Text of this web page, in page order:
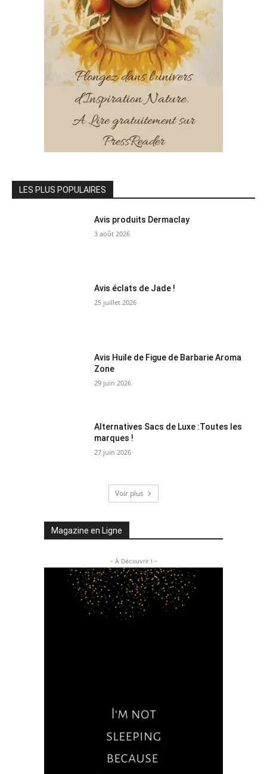
LES PLUS POPULAIRES
Avis produits Dermaclay
3 août 2026
Avis éclats de Jade !
25 juillet 2026
Avis Huile de Figue de Barbarie Aroma
Zone
29 juin 2026
Alternatives Sacs de Luxe :Toutes les
marques !
27 juin 2026
Voir plus
Magazine en Ligne
- À Découvrir ! -